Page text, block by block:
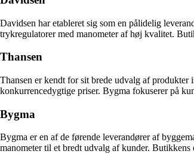
Davidsen har etableret sig som en pålidelig
trykregulatorer med manometer af høj kvalitet.
Thansen
Thansen er kendt for sit brede udvalg af
konkurrencedygtige priser. Bygma fokuserer på
Bygma
Bygma er en af de førende leverandører af
manometer til et bredt udvalg af kunder.